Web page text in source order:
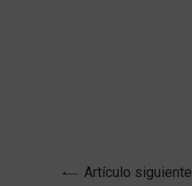
Artículo siguiente